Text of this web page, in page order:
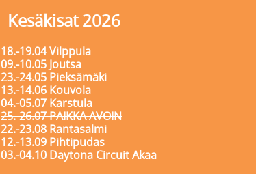
Kesäkisat 2026
18.-19.04 Vilppula
09.-10.05 Joutsa
23.-24.05 Pieksämäki
13.-14.06 Kouvola
04.-05.07 Karstula
25.-26.07 PAIKKA AVOIN
22.-23.08 Rantasalmi
12.-13.09 Pihtipudas
03.-04.10 Daytona Circuit Akaa